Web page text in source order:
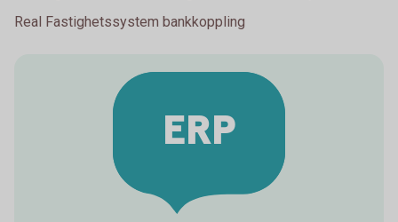
Real Fastighetssystem bankkoppling
ERP